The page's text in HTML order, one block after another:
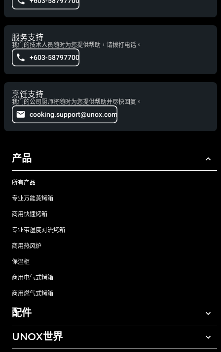
服务支持
我们的技术人员随时为您提供帮助，请拨打电话。
+603-58797700
烹饪支持
我们的公司厨师将随时为您提供帮助并尽快回复。
cooking.support@unox.com
产品
所有产品
专业万能蒸烤箱
商用快速烤箱
专业带湿度对流烤箱
商用热风炉
保温柜
商用电气式烤箱
商用燃气式烤箱
配件
所有配件
UNOX世界